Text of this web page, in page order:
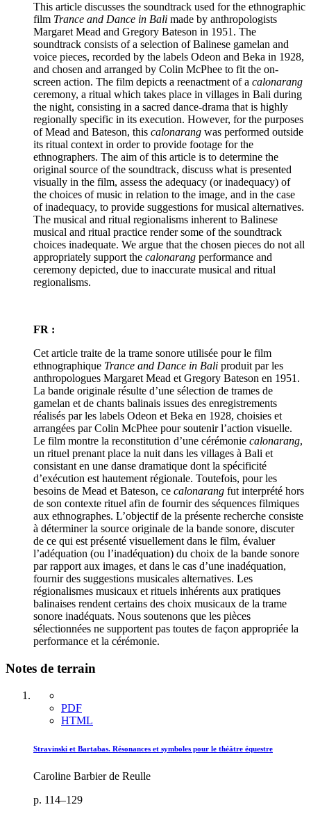
This article discusses the soundtrack used for the ethnographic
film Trance and Dance in Bali made by anthropologists
Margaret Mead and Gregory Bateson in 1951. The
soundtrack consists of a selection of Balinese gamelan and
voice pieces, recorded by the labels Odeon and Beka in 1928,
and chosen and arranged by Colin McPhee to fit the on-
screen action. The film depicts a reenactment of a calonarang
ceremony, a ritual which takes place in villages in Bali during
the night, consisting in a sacred dance-drama that is highly
regionally specific in its execution. However, for the purposes
of Mead and Bateson, this calonarang was performed outside
its ritual context in order to provide footage for the
ethnographers. The aim of this article is to determine the
original source of the soundtrack, discuss what is presented
visually in the film, assess the adequacy (or inadequacy) of
the choices of music in relation to the image, and in the case
of inadequacy, to provide suggestions for musical alternatives.
The musical and ritual regionalisms inherent to Balinese
musical and ritual practice render some of the soundtrack
choices inadequate. We argue that the chosen pieces do not all
appropriately support the calonarang performance and
ceremony depicted, due to inaccurate musical and ritual
regionalisms.
FR :
Cet article traite de la trame sonore utilisée pour le film
ethnographique Trance and Dance in Bali produit par les
anthropologues Margaret Mead et Gregory Bateson en 1951.
La bande originale résulte d’une sélection de trames de
gamelan et de chants balinais issues des enregistrements
réalisés par les labels Odeon et Beka en 1928, choisies et
arrangées par Colin McPhee pour soutenir l’action visuelle.
Le film montre la reconstitution d’une cérémonie calonarang,
un rituel prenant place la nuit dans les villages à Bali et
consistant en une danse dramatique dont la spécificité
d’exécution est hautement régionale. Toutefois, pour les
besoins de Mead et Bateson, ce calonarang fut interprété hors
de son contexte rituel afin de fournir des séquences filmiques
aux ethnographes. L’objectif de la présente recherche consiste
à déterminer la source originale de la bande sonore, discuter
de ce qui est présenté visuellement dans le film, évaluer
l’adéquation (ou l’inadéquation) du choix de la bande sonore
par rapport aux images, et dans le cas d’une inadéquation,
fournir des suggestions musicales alternatives. Les
régionalismes musicaux et rituels inhérents aux pratiques
balinaises rendent certains des choix musicaux de la trame
sonore inadéquats. Nous soutenons que les pièces
sélectionnées ne supportent pas toutes de façon appropriée la
performance et la cérémonie.
Notes de terrain
PDF
HTML
Stravinski et Bartabas. Résonances et symboles pour le théâtre équestre
Caroline Barbier de Reulle
p. 114–129